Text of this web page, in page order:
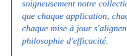
soigneusement notre
que chaque application,
chaque mise à jour
philosophie d'efficacité.